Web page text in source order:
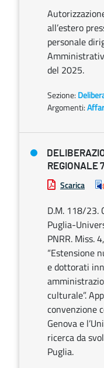
all’estero
personale
del 2025.
Sezione:
Argomenti:
REGIONALE
Scarica
D.M. 118/23.
Puglia-
PNRR. Miss.
“Estensione
e dottorati
culturale”.
convenzione
Genova e
ricerca da
Puglia.